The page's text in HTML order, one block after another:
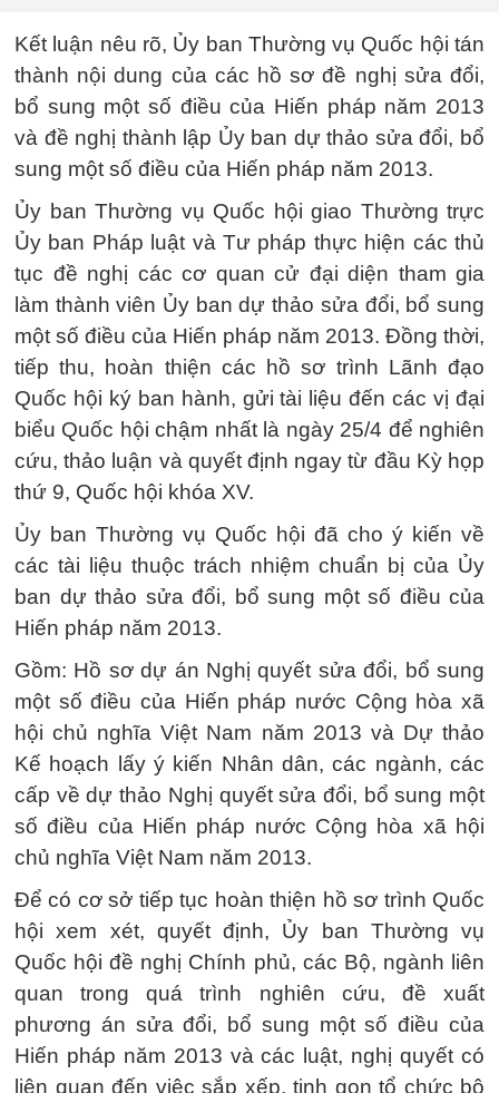
Kết luận nêu rõ, Ủy ban Thường vụ Quốc hội tán
thành nội dung của các hồ sơ đề nghị sửa đổi,
bổ sung một số điều của Hiến pháp năm 2013
và đề nghị thành lập Ủy ban dự thảo sửa đổi, bổ
sung một số điều của Hiến pháp năm 2013.
Ủy ban Thường vụ Quốc hội giao Thường trực
Ủy ban Pháp luật và Tư pháp thực hiện các thủ
tục đề nghị các cơ quan cử đại diện tham gia
làm thành viên Ủy ban dự thảo sửa đổi, bổ sung
một số điều của Hiến pháp năm 2013. Đồng thời,
tiếp thu, hoàn thiện các hồ sơ trình Lãnh đạo
Quốc hội ký ban hành, gửi tài liệu đến các vị đại
biểu Quốc hội chậm nhất là ngày 25/4 để nghiên
cứu, thảo luận và quyết định ngay từ đầu Kỳ họp
thứ 9, Quốc hội khóa XV.
Ủy ban Thường vụ Quốc hội đã cho ý kiến về
các tài liệu thuộc trách nhiệm chuẩn bị của Ủy
ban dự thảo sửa đổi, bổ sung một số điều của
Hiến pháp năm 2013.
Gồm: Hồ sơ dự án Nghị quyết sửa đổi, bổ sung
một số điều của Hiến pháp nước Cộng hòa xã
hội chủ nghĩa Việt Nam năm 2013 và Dự thảo
Kế hoạch lấy ý kiến Nhân dân, các ngành, các
cấp về dự thảo Nghị quyết sửa đổi, bổ sung một
số điều của Hiến pháp nước Cộng hòa xã hội
chủ nghĩa Việt Nam năm 2013.
Để có cơ sở tiếp tục hoàn thiện hồ sơ trình Quốc
hội xem xét, quyết định, Ủy ban Thường vụ
Quốc hội đề nghị Chính phủ, các Bộ, ngành liên
quan trong quá trình nghiên cứu, đề xuất
phương án sửa đổi, bổ sung một số điều của
Hiến pháp năm 2013 và các luật, nghị quyết có
liên quan đến việc sắp xếp, tinh gọn tổ chức bộ